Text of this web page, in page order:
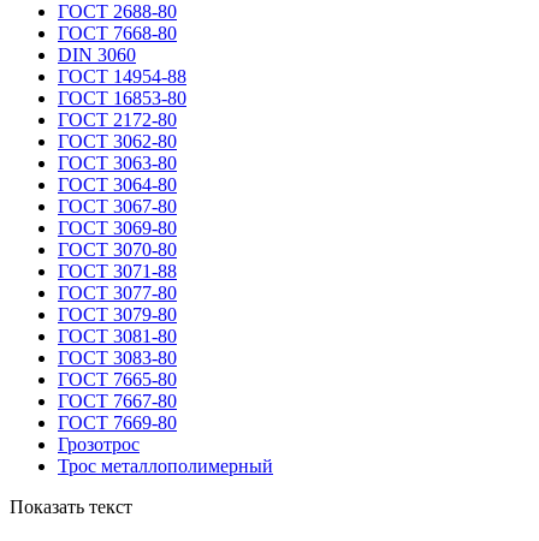
ГОСТ 2688-80
ГОСТ 7668-80
DIN 3060
ГОСТ 14954-88
ГОСТ 16853-80
ГОСТ 2172-80
ГОСТ 3062-80
ГОСТ 3063-80
ГОСТ 3064-80
ГОСТ 3067-80
ГОСТ 3069-80
ГОСТ 3070-80
ГОСТ 3071-88
ГОСТ 3077-80
ГОСТ 3079-80
ГОСТ 3081-80
ГОСТ 3083-80
ГОСТ 7665-80
ГОСТ 7667-80
ГОСТ 7669-80
Грозотрос
Трос металлополимерный
Показать текст